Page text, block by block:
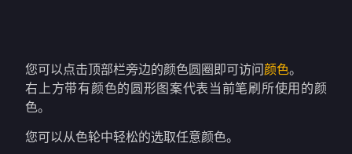
您可以点击顶部栏旁边的颜色圆圈即可访问 颜色。
右上方带有颜色的圆形图案代表当前笔刷所使用的颜
色。
您可以从色轮中轻松的选取任意颜色。